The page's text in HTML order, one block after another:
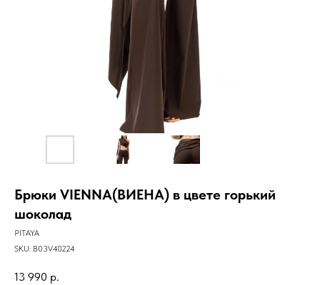
Брюки VIENNA(ВИЕНА) в цвете горький
шоколад
PITAYA
SKU: B03V40224
13 990 р.